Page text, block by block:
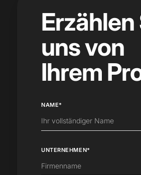
Erzählen
uns von
Ihrem
NAME*
UNTERNEHMEN*